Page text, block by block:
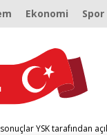
Ekonomi Spor
YSK tarafından